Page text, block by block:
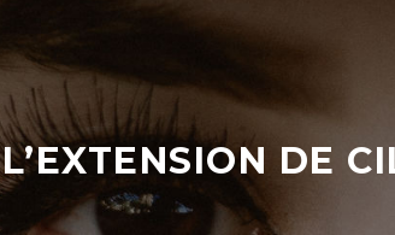
L’EXTENSION DE